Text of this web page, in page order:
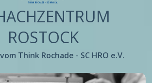
ROSTOCK
Think Rochade - SC HRO e.V.